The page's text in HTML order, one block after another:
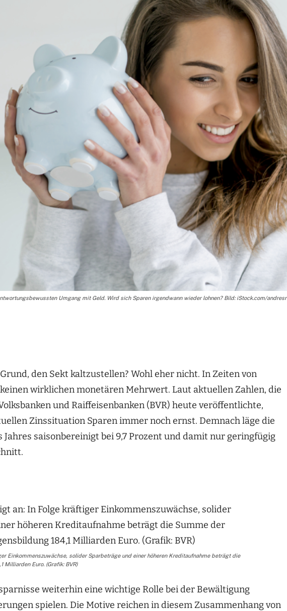
Umgang mit Geld. Wird sich Sparen irgendwann wieder lohnen? Bild: iStock.com/andresr
den Sekt kaltzustellen? Wohl eher nicht. In Zeiten von
wirklichen monetären Mehrwert. Laut aktuellen Zahlen, die
und Raiffeisenbanken (BVR) heute veröffentlichte,
Zinssituation Sparen immer noch ernst. Demnach läge die
saisonbereinigt bei 9,7 Prozent und damit nur geringfügig
Einkommenszuwächse, solider Sparbeträge und einer höheren Kreditaufnahme beträgt die
Milliarden Euro. (Grafik: BVR)
weiterhin eine wichtige Rolle bei der Bewältigung
spielen. Die Motive reichen in diesem Zusammenhang von